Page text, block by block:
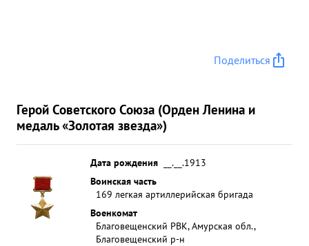
Поделиться
Герой Советского Союза (Орден Ленина и
медаль «Золотая звезда»)
Дата рождения
__.__.1913
Воинская часть
169 легкая артиллерийская бригада
Военкомат
Благовещенский РВК, Амурская обл.,
Благовещенский р-н